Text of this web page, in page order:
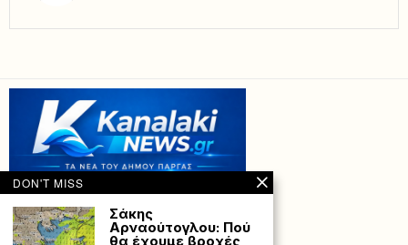
DON'T MISS
Σάκης
Αρναούτογλου: Πού
θα έχουμε βροχές